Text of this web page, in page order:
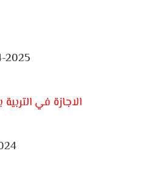
2025
الاجازة في التربية